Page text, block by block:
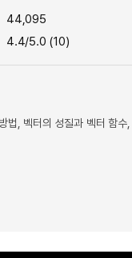
44,095
4.4/5.0 (10)
, 벡터의 성질과 벡터 함